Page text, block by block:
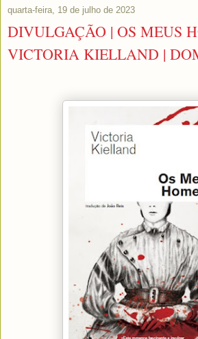
quarta-feira, 19 de julho de 2023
DIVULGAÇÃO | OS MEUS
VICTORIA KIELLAND |